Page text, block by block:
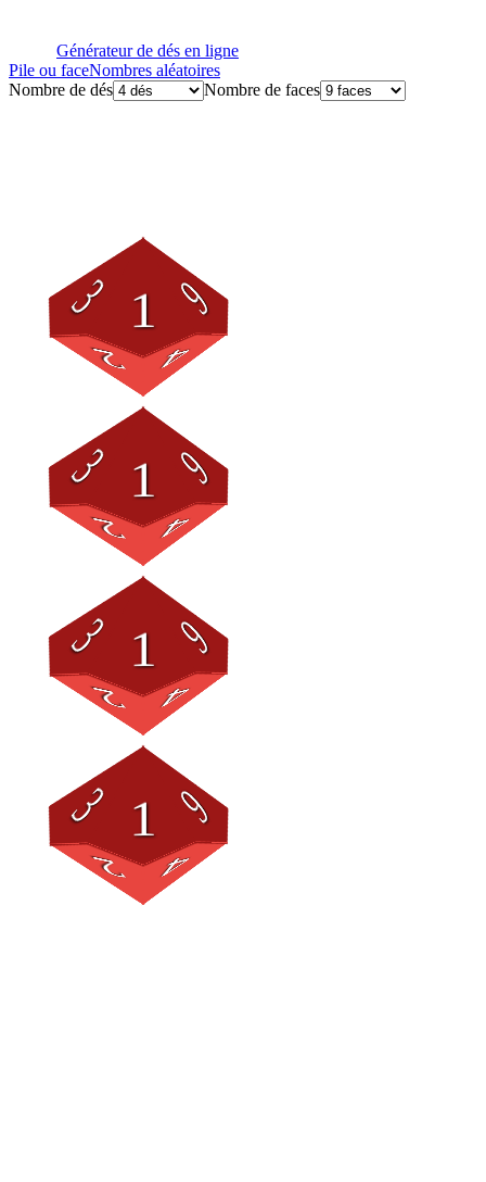
Générateur de dés en ligne
Pile ou faceNombres aléatoires
Nombre de dés
Nombre de faces